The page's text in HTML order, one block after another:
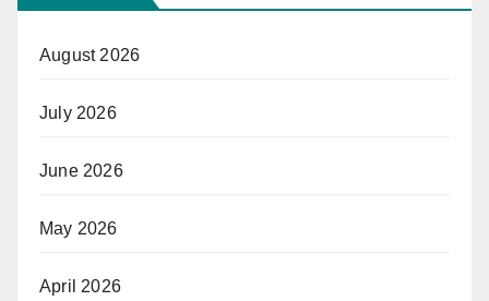
August 2026
July 2026
June 2026
May 2026
April 2026